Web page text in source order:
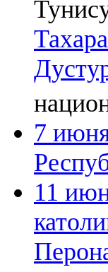
7
11